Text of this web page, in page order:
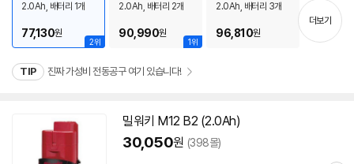
기
2위
2.0Ah, 배터리 1개
77,130원
1위
2.0Ah, 배터리 2개
90,990원
2.0Ah, 배터리 3개
96,810원
더보기
TIP 진짜 가성비 전동공구 여기 있습니다!
밀워키 M12 B2 (2.0Ah)
30,050원 (398몰)